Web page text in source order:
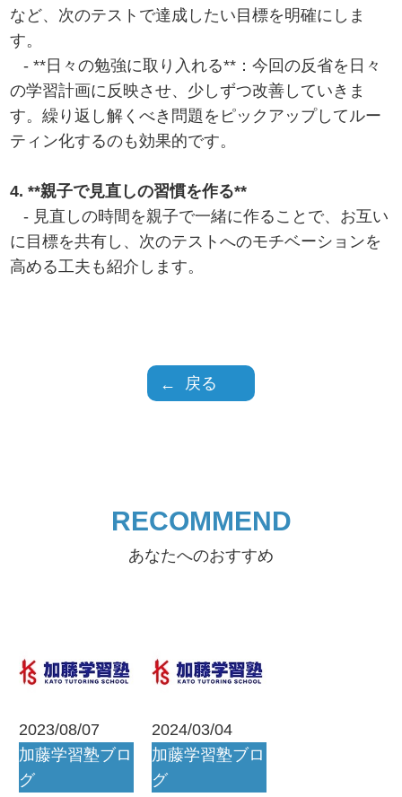
など、次のテストで達成したい目標を明確にしま
す。
- **日々の勉強に取り入れる**：今回の反省を日々
の学習計画に反映させ、少しずつ改善していきま
す。繰り返し解くべき問題をピックアップしてルー
ティン化するのも効果的です。
4. **親子で見直しの習慣を作る**
- 見直しの時間を親子で一緒に作ることで、お互い
に目標を共有し、次のテストへのモチベーションを
高める工夫も紹介します。
戻る
RECOMMEND
あなたへのおすすめ
2023/08/07
加藤学習塾ブロ
グ
2024/03/04
加藤学習塾ブロ
グ